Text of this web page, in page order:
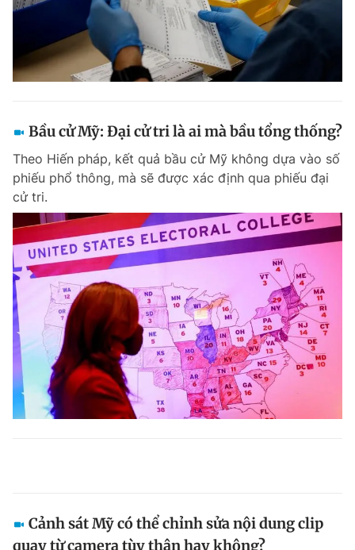
Bầu cử Mỹ: Đại cử tri là ai mà bầu tổng thống?
Theo Hiến pháp, kết quả bầu cử Mỹ không dựa vào số
phiếu phổ thông, mà sẽ được xác định qua phiếu đại
cử tri.
Cảnh sát Mỹ có thể chỉnh sửa nội dung clip
quay từ camera tùy thân hay không?